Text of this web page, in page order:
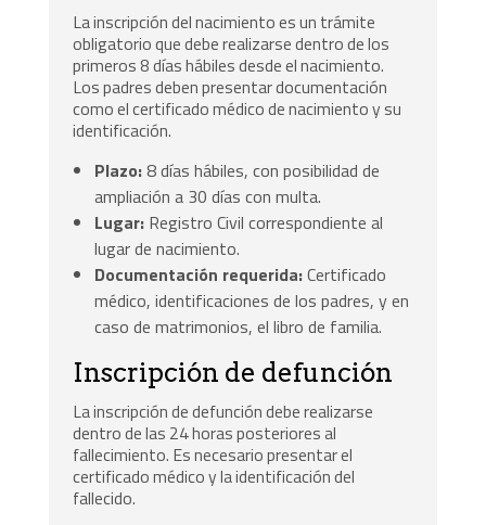
La inscripción del nacimiento es un trámite
obligatorio que debe realizarse dentro de los
primeros 8 días hábiles desde el nacimiento.
Los padres deben presentar documentación
como el certificado médico de nacimiento y su
identificación.
Plazo:8 días hábiles, con posibilidad de
ampliación a 30 días con multa.
Lugar: Registro Civil correspondiente al
lugar de nacimiento.
Documentación requerida:Certificado
médico, identificaciones de los padres, y en
caso de matrimonios, el libro de familia.
Inscripción de defunción
La inscripción de defunción debe realizarse
dentro de las 24 horas posteriores al
fallecimiento. Es necesario presentar el
certificado médico y la identificación del
fallecido.